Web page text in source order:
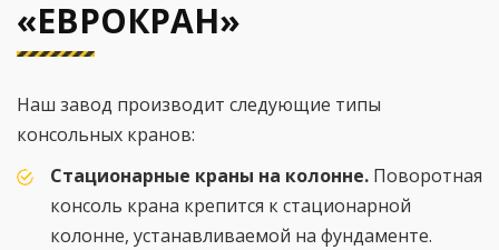
«ЕВРОКРАН»
Наш завод производит следующие типы
консольных кранов:
Стационарные краны на колонне. Поворотная
консоль крана крепится к стационарной
колонне, устанавливаемой на фундаменте.